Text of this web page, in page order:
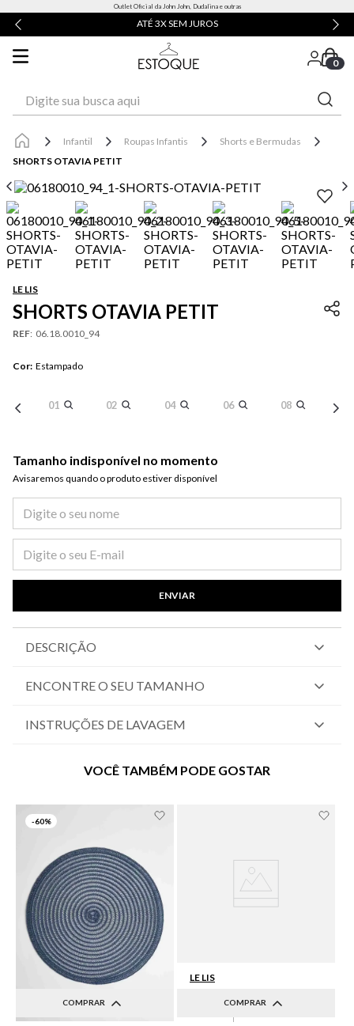
Outlet Oficial da John John, Dudalina e outras
ATÉ 3X SEM JUROS
0
Infantil Roupas Infantis
Shorts e Bermudas
SHORTS OTAVIA PETIT
LE LIS
SHORTS OTAVIA PETIT
REF: 06.18.0010_94
Cor: Estampado
01 02 04 06 08
Tamanho indisponível no momento
Avisaremos quando o produto estiver disponível​
ENVIAR
DESCRIÇÃO
ENCONTRE O SEU TAMANHO
INSTRUÇÕES DE LAVAGEM
VOCÊ TAMBÉM PODE GOSTAR
-60%
COMPRAR COMPRAR
LE LIS